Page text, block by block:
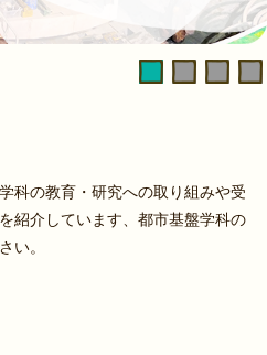
科の教育・研究への取り組みや受
紹介しています、都市基盤学科の
い。